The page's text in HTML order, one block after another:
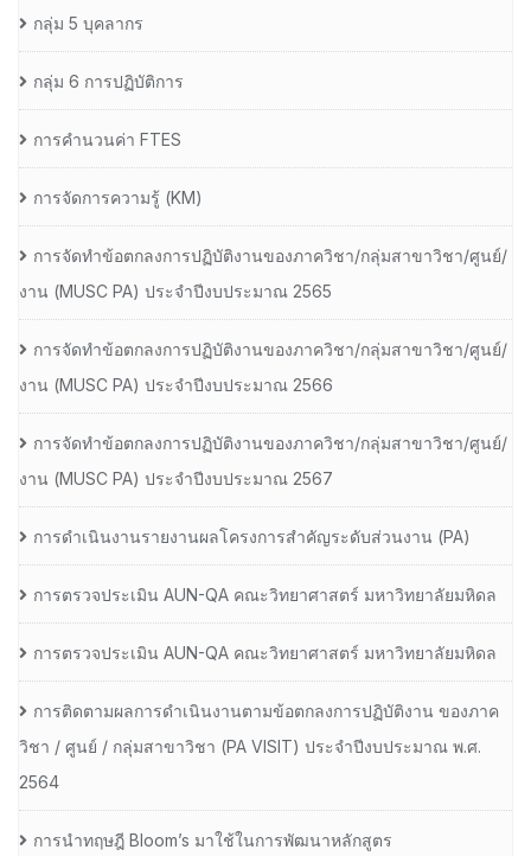
กลุ่ม 5 บุคลากร
กลุ่ม 6 การปฏิบัติการ
การคำนวนค่า FTES
การจัดการความรู้ (KM)
การจัดทำข้อตกลงการปฏิบัติงานของภาควิชา/กลุ่มสาขาวิชา/ศูนย์/
งาน (MUSC PA) ประจำปีงบประมาณ 2565
การจัดทำข้อตกลงการปฏิบัติงานของภาควิชา/กลุ่มสาขาวิชา/ศูนย์/
งาน (MUSC PA) ประจำปีงบประมาณ 2566
การจัดทำข้อตกลงการปฏิบัติงานของภาควิชา/กลุ่มสาขาวิชา/ศูนย์/
งาน (MUSC PA) ประจำปีงบประมาณ 2567
การดำเนินงานรายงานผลโครงการสำคัญระดับส่วนงาน (PA)
การตรวจประเมิน AUN-QA คณะวิทยาศาสตร์ มหาวิทยาลัยมหิดล
การตรวจประเมิน AUN-QA คณะวิทยาศาสตร์ มหาวิทยาลัยมหิดล
การติดตามผลการดำเนินงานตามข้อตกลงการปฏิบัติงาน ของภาค
วิชา / ศูนย์ / กลุ่มสาขาวิชา (PA VISIT) ประจำปีงบประมาณ พ.ศ.​
2564
การนำทฤษฎี Bloom’s มาใช้ในการพัฒนาหลักสูตร